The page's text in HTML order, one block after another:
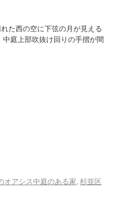
た西の空に下弦の月が見える
庭上部吹抜け回りの手摺が間
オアシス中庭のある家,杉並区